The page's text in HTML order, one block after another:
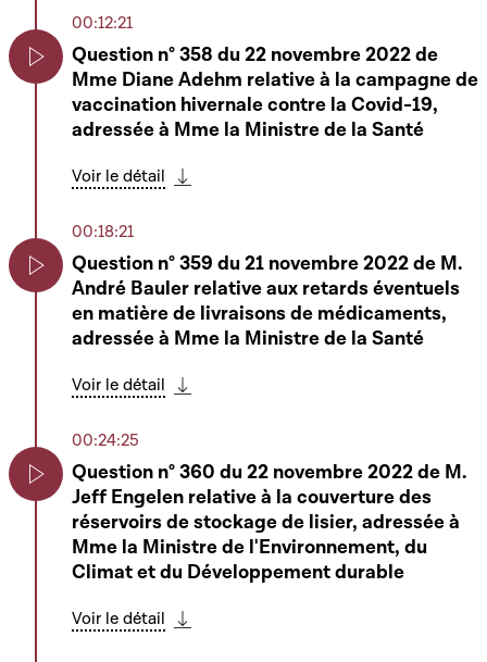
00:11:55
Heure de questions au Gouvernement
Voir le détail
Télécharger cette séquence
Play
00:12:21
Question n° 358 du 22 novembre 2022 de
Mme Diane Adehm relative à la campagne de
vaccination hivernale contre la Covid-19,
adressée à Mme la Ministre de la Santé
Voir le détail
00:18:21
Question n° 359 du 21 novembre 2022 de M.
André Bauler relative aux retards éventuels
en matière de livraisons de médicaments,
adressée à Mme la Ministre de la Santé
Voir le détail
00:24:25
Question n° 360 du 22 novembre 2022 de M.
Jeff Engelen relative à la couverture des
réservoirs de stockage de lisier, adressée à
Mme la Ministre de l'Environnement, du
Climat et du Développement durable
Voir le détail
Question élargie n° 162 de M. Gusty Graas au
Télécharger cette séquence
01:33:14
Question élargie n° 166 de M. Dan Biancalana
option dans le registre de l'état civil
Voir le détail
01:42:42
Question élargie n° 168 de M. Paul Galles au
sujet du "Footprint" environnemental
Télécharger cette séquence